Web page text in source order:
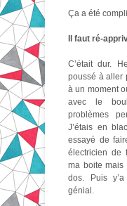
Ça a été
Il faut ré-
C’était dur.
poussé à aller
à un moment
avec le
problèmes
J’étais en
essayé de
électricien de
ma boite mais
dos. Puis
génial.